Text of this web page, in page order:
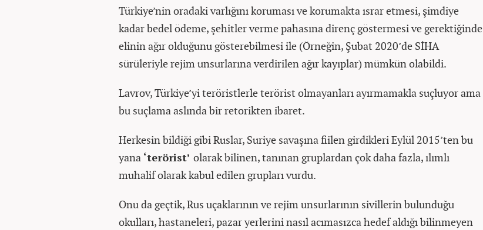
Türkiye’nin oradaki varlığını koruması ve korumakta ısrar etmesi, şimdiye
kadar bedel ödeme, şehitler verme pahasına direnç göstermesi ve gerektiğinde
elinin ağır olduğunu gösterebilmesi ile (Örneğin, Şubat 2020’de SİHA
sürüleriyle rejim unsurlarına verdirilen ağır kayıplar) mümkün olabildi.
Lavrov, Türkiye’yi teröristlerle terörist olmayanları ayırmamakla suçluyor ama
bu suçlama aslında bir retorikten ibaret.
Herkesin bildiği gibi Ruslar, Suriye savaşına fiilen girdikleri Eylül 2015’ten bu
yana ‘terörist’ olarak bilinen, tanınan gruplardan çok daha fazla, ılımlı
muhalif olarak kabul edilen grupları vurdu.
Onu da geçtik, Rus uçaklarının ve rejim unsurlarının sivillerin bulunduğu
okulları, hastaneleri, pazar yerlerini nasıl acımasızca hedef aldığı bilinmeyen